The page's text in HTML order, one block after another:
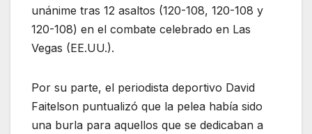
unánime tras 12 asaltos (120-108, 120-108 y
120-108) en el combate celebrado en Las
Vegas (EE.UU.).
Por su parte, el periodista deportivo David
Faitelson puntualizó que la pelea había sido
una burla para aquellos que se dedicaban a